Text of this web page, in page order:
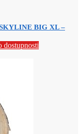
SKYLINE BIG XL –
dostupnosti